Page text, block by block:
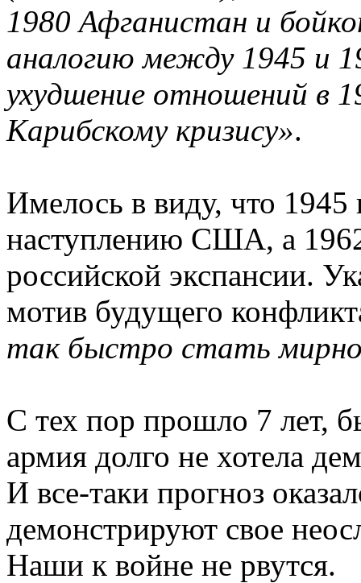
1980 Афганистан и
аналогию между 1945 и
ухудшение отношений в
Карибскому кризису».
Имелось в виду, что
наступлению США, а
российской экспансии.
мотив будущего
так быстро стать
С тех пор прошло 7 лет,
армия долго не хотела
И все-таки прогноз
демонстрируют свое
Наши к войне не рвутся.